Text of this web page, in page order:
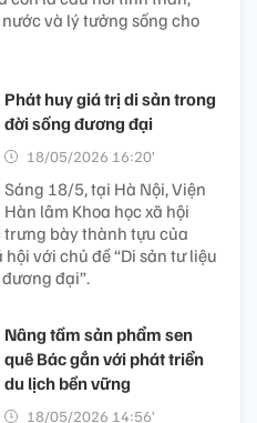
và lý tưởng sống cho
Phát huy giá trị di sản trong
đời sống đương đại
18/05/2026 16:20’
Sáng 18/5, tại Hà Nội, Viện
Hàn lâm Khoa học xã hội
bày thành tựu của
với chủ đề “Di sản tư liệu
đại”.
Nâng tầm sản phẩm sen
quê Bác gắn với phát triển
du lịch bền vững
18/05/2026 14:56’